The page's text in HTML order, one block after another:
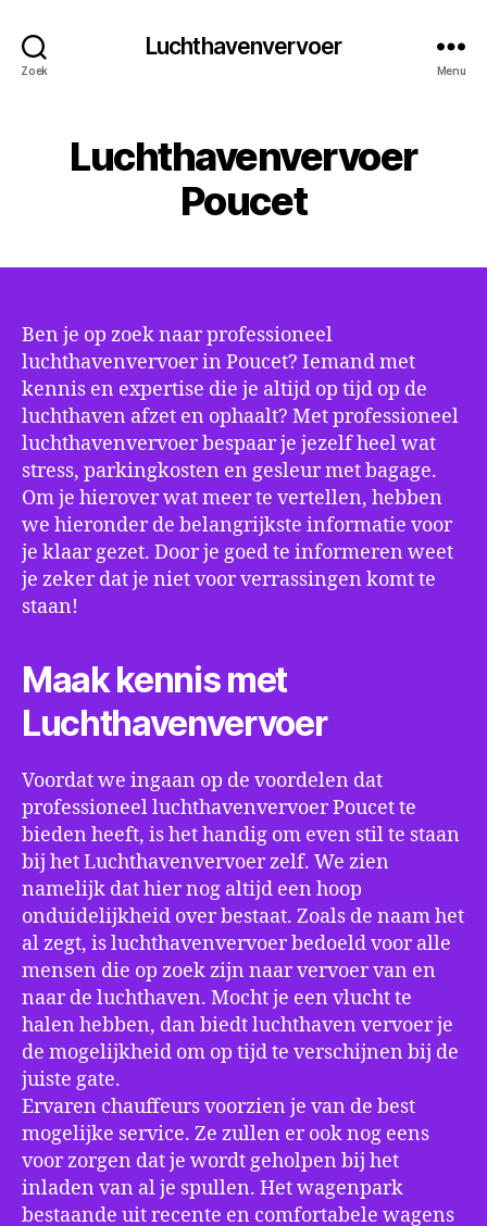
Zoek
Luchthavenvervoer
Menu
Luchthavenvervoer
Poucet
Ben je op zoek naar professioneel
luchthavenvervoer in Poucet? Iemand met
kennis en expertise die je altijd op tijd op de
luchthaven afzet en ophaalt? Met professioneel
luchthavenvervoer bespaar je jezelf heel wat
stress, parkingkosten en gesleur met bagage.
Om je hierover wat meer te vertellen, hebben
we hieronder de belangrijkste informatie voor
je klaar gezet. Door je goed te informeren weet
je zeker dat je niet voor verrassingen komt te
staan!
Maak kennis met
Luchthavenvervoer
Voordat we ingaan op de voordelen dat
professioneel luchthavenvervoer Poucet te
bieden heeft, is het handig om even stil te staan
bij het Luchthavenvervoer zelf. We zien
namelijk dat hier nog altijd een hoop
onduidelijkheid over bestaat. Zoals de naam het
al zegt, is luchthavenvervoer bedoeld voor alle
mensen die op zoek zijn naar vervoer van en
naar de luchthaven. Mocht je een vlucht te
halen hebben, dan biedt luchthaven vervoer je
de mogelijkheid om op tijd te verschijnen bij de
juiste gate.
Ervaren chauffeurs voorzien je van de best
mogelijke service. Ze zullen er ook nog eens
voor zorgen dat je wordt geholpen bij het
inladen van al je spullen. Het wagenpark
bestaande uit recente en comfortabele wagens